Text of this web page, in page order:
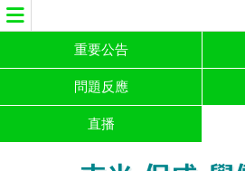
重要公告
問題反應
直播